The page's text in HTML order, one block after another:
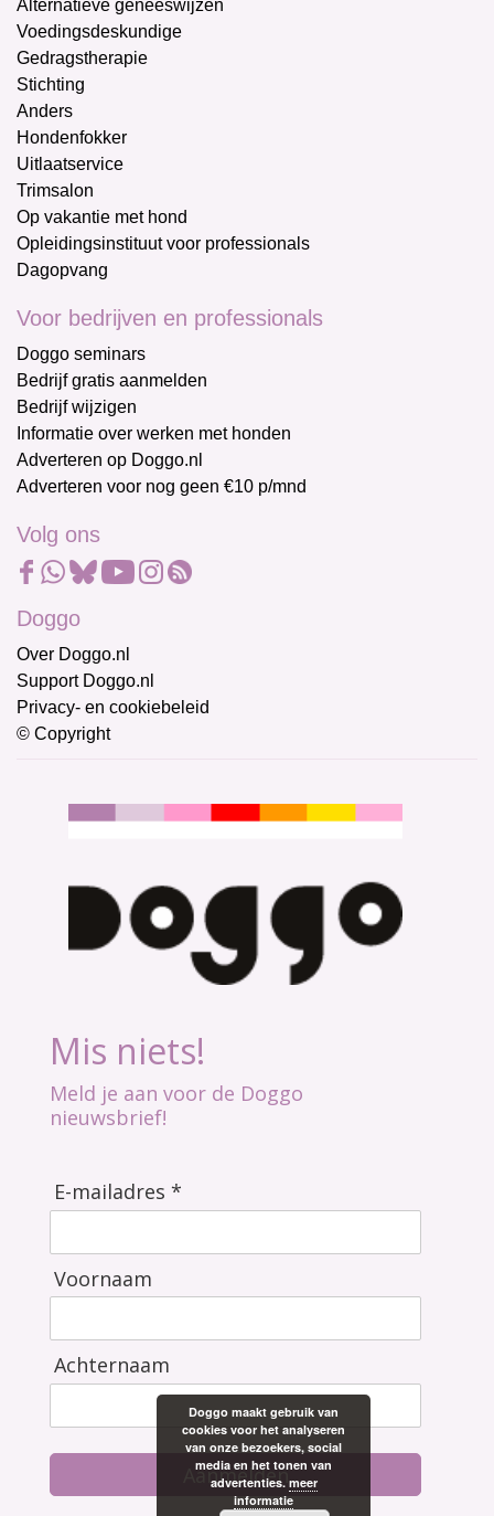
Alternatieve geneeswijzen
Voedingsdeskundige
Gedragstherapie
Stichting
Anders
Hondenfokker
Uitlaatservice
Trimsalon
Op vakantie met hond
Opleidingsinstituut voor professionals
Dagopvang
Voor bedrijven en professionals
Doggo seminars
Bedrijf gratis aanmelden
Bedrijf wijzigen
Informatie over werken met honden
Adverteren op Doggo.nl
Adverteren voor nog geen €10 p/mnd
Volg ons
Doggo
Over Doggo.nl
Support Doggo.nl
Privacy- en cookiebeleid
© Copyright
Mis niets!
Meld je aan voor de Doggo
nieuwsbrief!
E-mailadres *
Voornaam
Achternaam
Aanmelden
Doggo maakt gebruik van
cookies voor het analyseren
van onze bezoekers, social
media en het tonen van
advertenties. meer
informatie